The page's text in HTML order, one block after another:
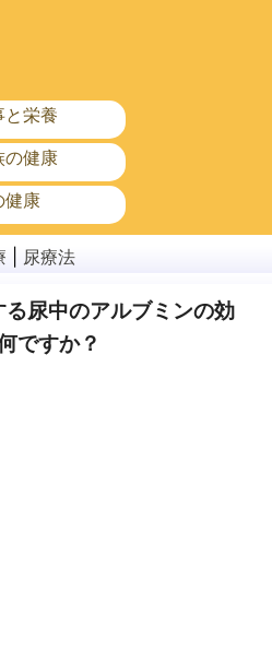
と栄養
の健康
健康
衛生と安全
尿療法
尿中のアルブミンの効
ですか？